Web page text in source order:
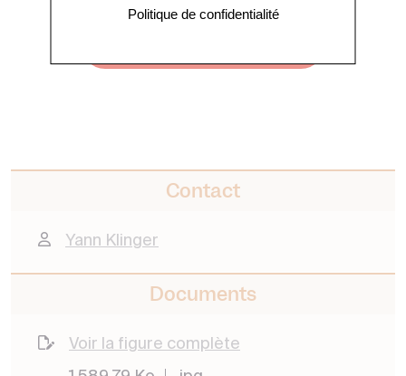
Contact
Yann Klinger
Documents
Voir la figure complète
Politique de confidentialité